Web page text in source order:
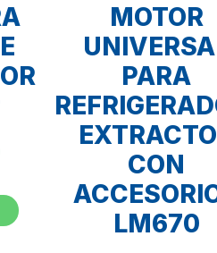
MOTOR
PARA
CON
LM670